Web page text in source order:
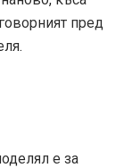
пред
е за